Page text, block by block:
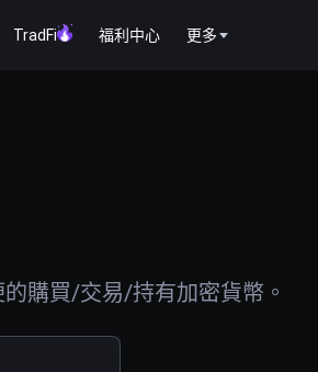
TradFi 福利中心 更多
購買/交易/持有加密貨幣。